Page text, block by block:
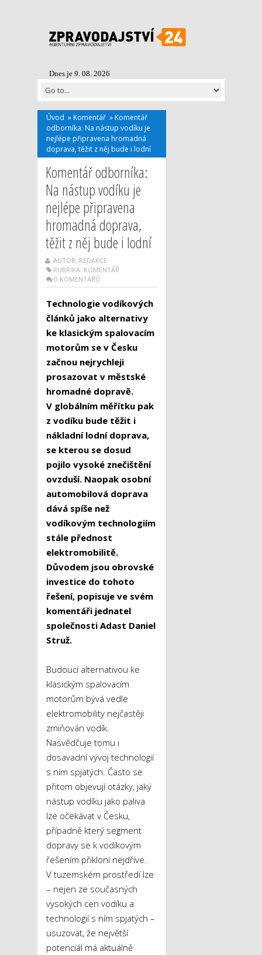
Dnes je 9. 08. 2026
Úvod » Komentář » Komentář
odborníka: Na nástup vodíku je
nejlépe připravena hromadná
doprava, těžit z něj bude i lodní
Komentář odborníka:
Na nástup vodíku je
nejlépe připravena
hromadná doprava,
těžit z něj bude i lodní
AUTOR: REDAKCE
RUBRIKA: KOMENTÁŘ
0 KOMENTÁŘŮ
Technologie vodíkových
článků jako alternativy
ke klasickým spalovacím
motorům se v Česku
začnou nejrychleji
prosazovat v městské
hromadné dopravě.
V globálním měřítku pak
z vodíku bude těžit i
nákladní lodní doprava,
se kterou se dosud
pojilo vysoké znečištění
ovzduší. Naopak osobní
automobilová doprava
dává spíše než
vodíkovým technologiím
stále přednost
elektromobilitě.
Důvodem jsou obrovské
investice do tohoto
řešení, popisuje ve svém
komentáři jednatel
společnosti Adast Daniel
Struž.
Budoucí alternativou ke
klasickým spalovacím
motorům bývá vedle
elektromobility nejčastěji
zmiňován vodík.
Nasvědčuje tomu i
dosavadní vývoj technologií
s ním spjatých. Často se
přitom objevují otázky, jaký
nástup vodíku jako paliva
lze očekávat v Česku,
případně který segment
dopravy se k vodíkovým
řešením přikloní nejdříve.
V tuzemském prostředí lze
– nejen ze současných
vysokých cen vodíku a
technologií s ním spjatých –
usuzovat, že největší
potenciál má aktuálně